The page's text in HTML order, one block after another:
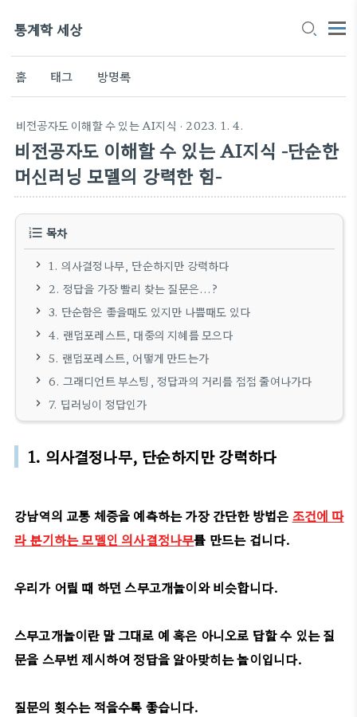
통계학 세상
홈 태그 방명록
비전공자도 이해할 수 있는 AI지식 · 2023. 1. 4.
비전공자도 이해할 수 있는 AI지식 -단순한
머신러닝 모델의 강력한 힘-
목차
1. 의사결정나무, 단순하지만 강력하다
2. 정답을 가장 빨리 찾는 질문은...?
3. 단순함은 좋을때도 있지만 나쁠때도 있다
4. 랜덤포레스트, 대중의 지혜를 모으다
5. 랜덤포레스트, 어떻게 만드는가
6. 그래디언트 부스팅, 정답과의 거리를 점점 줄여나가다
7. 딥러닝이 정답인가
1. 의사결정나무, 단순하지만 강력하다
강남역의 교통 체증을 예측하는 가장 간단한 방법은 조건에 따
라 분기하는 모델인 의사결정나무를 만드는 겁니다.
우리가 어릴 때 하던 스무고개놀이와 비슷합니다.
스무고개놀이란 말 그대로 예 혹은 아니오로 답할 수 있는 질
문을 스무번 제시하여 정답을 알아맞히는 놀이입니다.
질문의 횟수는 적을수록 좋습니다.